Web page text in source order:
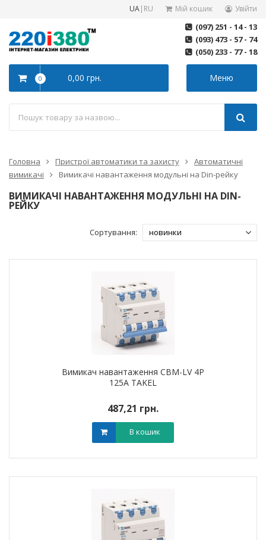
UA| RU Мій кошик Увійти
(097) 251 - 14 - 13
(093) 473 - 57 - 74
(050) 233 - 77 - 18
Меню
0 0,00 грн.
Головна Пристрої автоматики та захисту
Автоматичні
вимикачі
Вимикачі навантаження модульні на Din-рейку
ВИМИКАЧІ НАВАНТАЖЕННЯ МОДУЛЬНІ НА DIN-
РЕЙКУ
Сортування:
Вимикач навантаження CBM-LV 4P
125A TAKEL
487,21 грн.
В кошик